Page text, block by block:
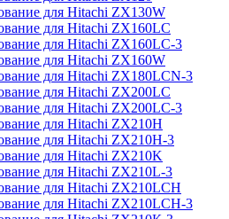
для Hitachi ZX130W
для Hitachi ZX160LC
для Hitachi ZX160LC-3
для Hitachi ZX160W
для Hitachi ZX180LCN-3
для Hitachi ZX200LC
для Hitachi ZX200LC-3
для Hitachi ZX210H
для Hitachi ZX210H-3
для Hitachi ZX210K
для Hitachi ZX210L-3
для Hitachi ZX210LCH
для Hitachi ZX210LCH-3